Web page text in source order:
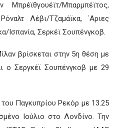
Μπαρμπέϊτος,
Λέβι/Τζαμάϊκα, ΄Αριες
Ισπανία, Σερκέϊ Σουπένγκοβ.
βρίσκεται στην 5η θέση με
ο Σεργκέϊ Σουπένγκοβ με 29
του Παγκυπρίου Ρεκόρ με 13.25
Ιούλιο στο Λονδίνο. Την